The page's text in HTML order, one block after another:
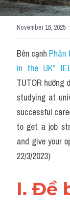
Line graph
Bar chart
Đề thi thật
Task 2
Từ vựng
Từ vựng
Grammar
Cam
November 16, 2025 ·
Bên cạnh Phân
in the UK"
TUTOR hướng
studying at
successful
to get a job
and give your
22/3/2023)
I. Đề